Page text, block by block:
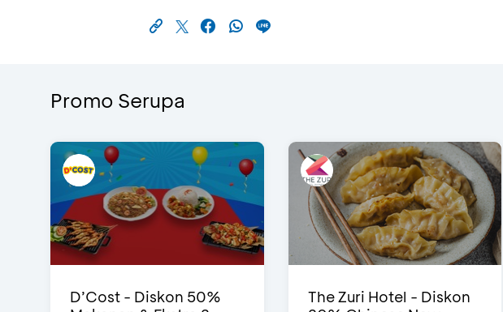
Promo Serupa
D’Cost - Diskon 50%
The Zuri Hotel - Diskon